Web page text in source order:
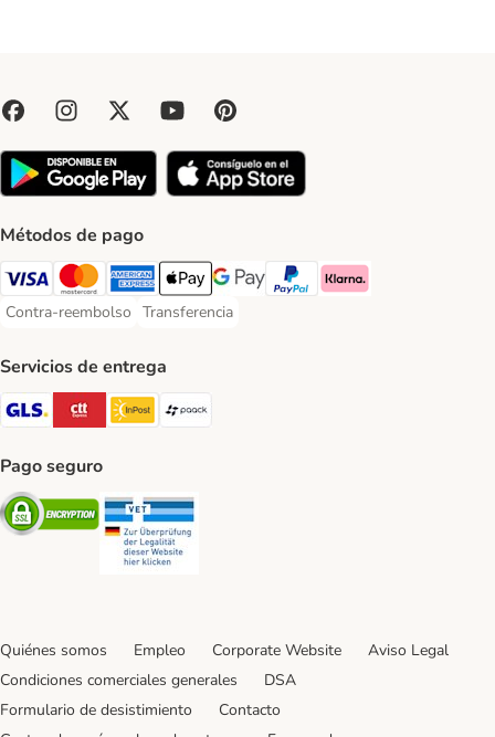
Métodos de pago
Visa Payment Method
Mastercard Payment Method
American Express Payment Method
Apple Pay Payment Method
Google Pay Payment Method
PayPal Payment Method
Klarna Payment Method
Contra-reembolso
Contra-reembolso Payment Method
Transferencia
Transferencia Payment Method
Servicios de entrega
GLS Shipping Method
CTTExpress Shipping Method
InPost Shipping Method
Pago seguro
Security
Quiénes somos Empleo Corporate Website
Aviso Legal
Condiciones comerciales generales
DSA
Formulario de desistimiento
Contacto